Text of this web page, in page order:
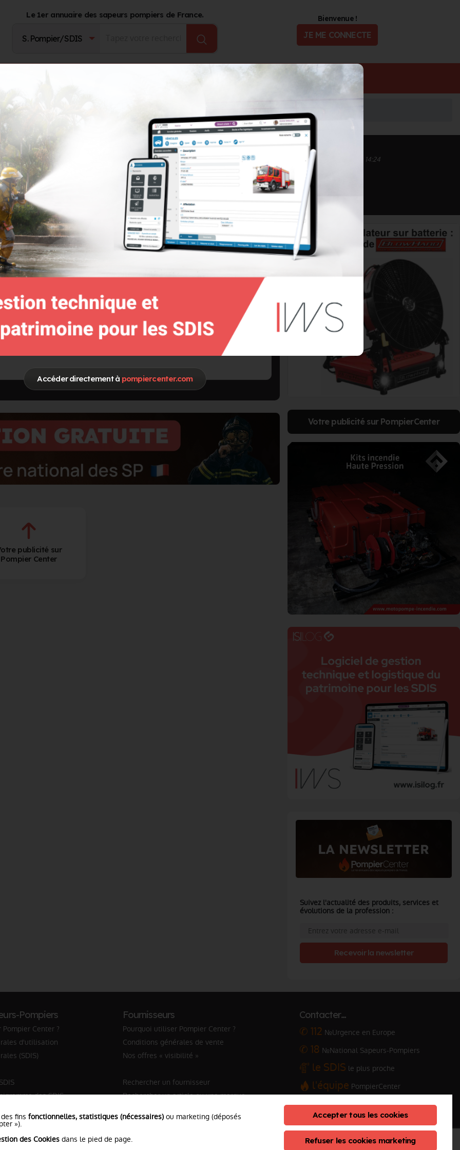
Accéder directement à pompiercenter.com
Le 1er annuaire des sapeurs pompiers de France. Bienvenue !
JE ME CONNECTE
Offres d'Emploi
Inscrit depuis le 02/10/2020 à 16:16
Informations mises à jour le 02/04/2024 à 14:24
Spécialités / Centres d'intérêt
COD Conduite
publicité sur
Pompier Center
Votre publicité sur PompierCenter
Suivez l'actualité des produits, services et
évolutions de la profession :
Recevoir la newsletter
Pompiers
Center ?
d'utilisation
(SDIS)
des SDIS
Fournisseurs
Pourquoi utiliser Pompier Center ?
Conditions générales de vente
Nos offres « visibilité »
Rechercher un fournisseur
Rechercher un article ou une marque
Contacter…
✆ 112 №Urgence en Europe
✆ 18 №National Sapeurs-Pompiers
le SDIS le plus proche
l'équipe PompierCenter
fins fonctionnelles, statistiques (nécessaires) ou marketing (déposés
»).
des Cookies dans le pied de page.
Accepter tous les cookies
Refuser les cookies marketing